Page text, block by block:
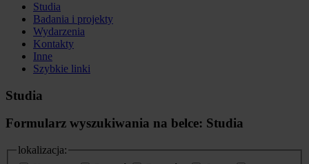
Studia
Badania i projekty
Wydarzenia
Kontakty
Inne
Szybkie linki
Studia
Formularz wyszukiwania na belce: Studia
lokalizacja: